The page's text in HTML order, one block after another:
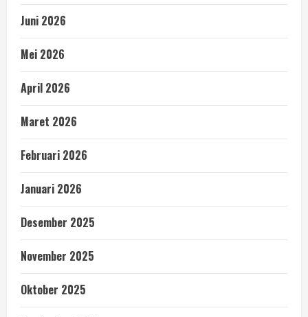
Juni 2026
Mei 2026
April 2026
Maret 2026
Februari 2026
Januari 2026
Desember 2025
November 2025
Oktober 2025